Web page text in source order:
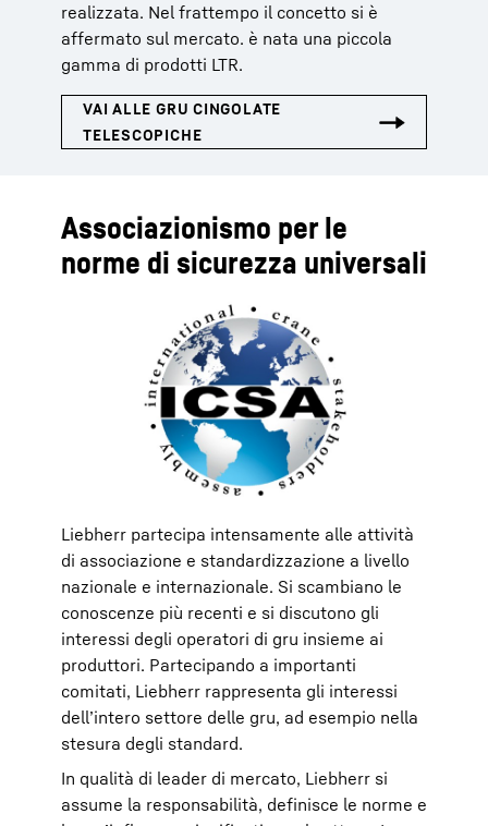
realizzata. Nel frattempo il concetto si è
affermato sul mercato. è nata una piccola
gamma di prodotti LTR.
Associazionismo per le
norme di sicurezza universali
Liebherr partecipa intensamente alle attività
di associazione e standardizzazione a livello
nazionale e internazionale. Si scambiano le
conoscenze più recenti e si discutono gli
interessi degli operatori di gru insieme ai
produttori. Partecipando a importanti
comitati, Liebherr rappresenta gli interessi
dell’intero settore delle gru, ad esempio nella
stesura degli standard.
In qualità di leader di mercato, Liebherr si
assume la responsabilità, definisce le norme e